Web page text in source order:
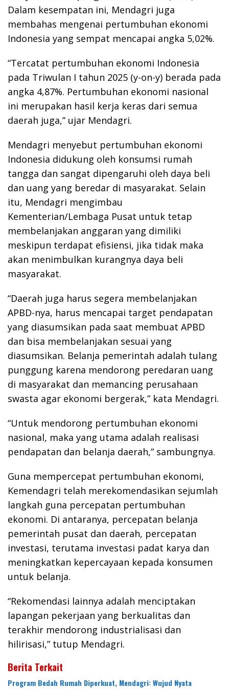
Dalam kesempatan ini, Mendagri juga
membahas mengenai pertumbuhan ekonomi
Indonesia yang sempat mencapai angka 5,02%.
“Tercatat pertumbuhan ekonomi Indonesia
pada Triwulan I tahun 2025 (y-on-y) berada pada
angka 4,87%. Pertumbuhan ekonomi nasional
ini merupakan hasil kerja keras dari semua
daerah juga,” ujar Mendagri.
Mendagri menyebut pertumbuhan ekonomi
Indonesia didukung oleh konsumsi rumah
tangga dan sangat dipengaruhi oleh daya beli
dan uang yang beredar di masyarakat. Selain
itu, Mendagri mengimbau
Kementerian/Lembaga Pusat untuk tetap
membelanjakan anggaran yang dimiliki
meskipun terdapat efisiensi, jika tidak maka
akan menimbulkan kurangnya daya beli
masyarakat.
“Daerah juga harus segera membelanjakan
APBD-nya, harus mencapai target pendapatan
yang diasumsikan pada saat membuat APBD
dan bisa membelanjakan sesuai yang
diasumsikan. Belanja pemerintah adalah tulang
punggung karena mendorong peredaran uang
di masyarakat dan memancing perusahaan
swasta agar ekonomi bergerak,” kata Mendagri.
“Untuk mendorong pertumbuhan ekonomi
nasional, maka yang utama adalah realisasi
pendapatan dan belanja daerah,” sambungnya.
Guna mempercepat pertumbuhan ekonomi,
Kemendagri telah merekomendasikan sejumlah
langkah guna percepatan pertumbuhan
ekonomi. Di antaranya, percepatan belanja
pemerintah pusat dan daerah, percepatan
investasi, terutama investasi padat karya dan
meningkatkan kepercayaan kepada konsumen
untuk belanja.
“Rekomendasi lainnya adalah menciptakan
lapangan pekerjaan yang berkualitas dan
terakhir mendorong industrialisasi dan
hilirisasi,” tutup Mendagri.
Berita Terkait
Program Bedah Rumah Diperkuat, Mendagri: Wujud Nyata